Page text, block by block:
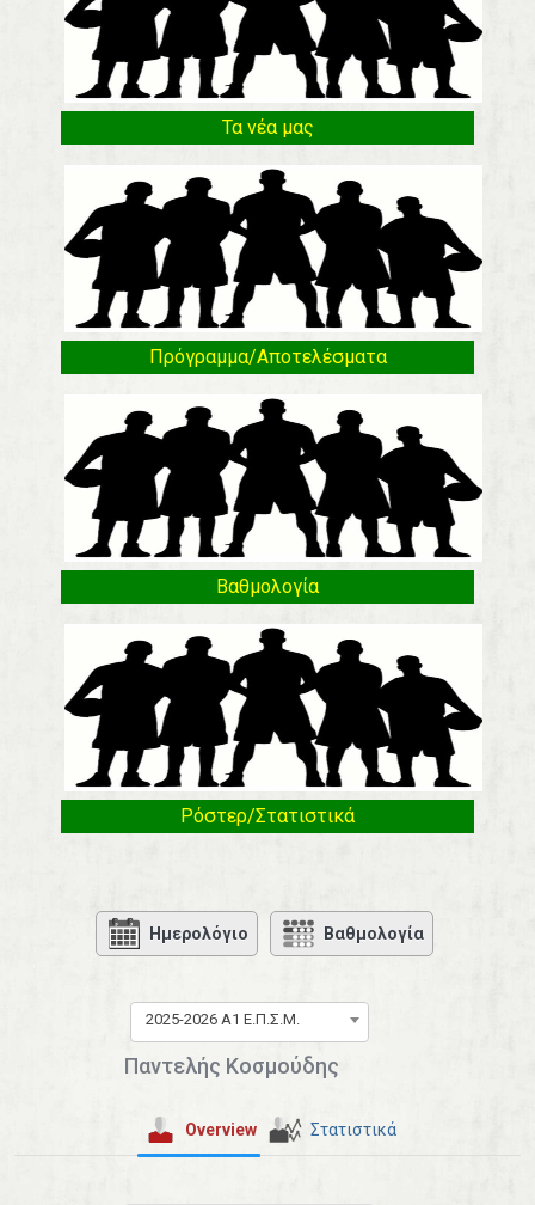
Τα νέα μας
Πρόγραμμα/Αποτελέσματα
Βαθμολογία
Ρόστερ/Στατιστικά
Ημερολόγιο Βαθμολογία
2025-2026 Α1 Ε.Π.Σ.Μ.
Παντελής Κοσμούδης
Overview Στατιστικά